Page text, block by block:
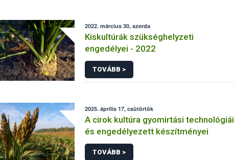
2022. március 30, szerda
Kiskultúrák szükséghelyzeti
engedélyei - 2022
TOVÁBB >
2025. április 17, csütörtök
A cirok kultúra gyomirtási technológiái
és engedélyezett készítményei
TOVÁBB >